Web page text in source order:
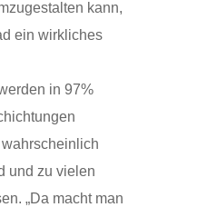
kann,
ein wirkliches
in 97%
und zu vielen
„Da macht man